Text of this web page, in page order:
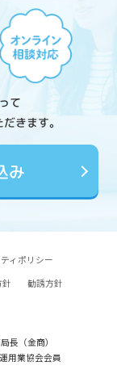
て
きます。
み
ィポリシー
勧誘方針
長（金商）
用業協会会員